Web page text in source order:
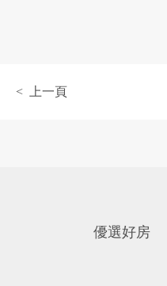
< 上一頁
優選好房